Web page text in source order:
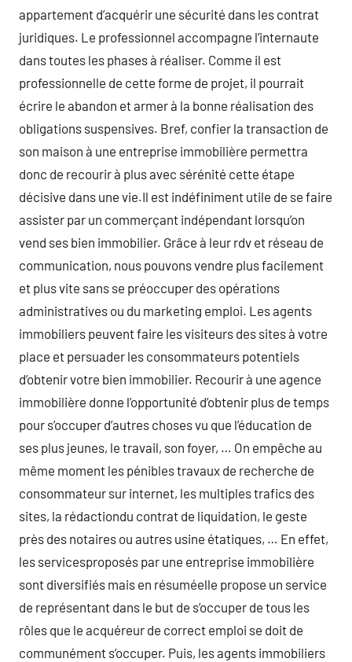
appartement d’acquérir une sécurité dans les contrat
juridiques. Le professionnel accompagne l’internaute
dans toutes les phases à réaliser. Comme il est
professionnelle de cette forme de projet, il pourrait
écrire le abandon et armer à la bonne réalisation des
obligations suspensives. Bref, confier la transaction de
son maison à une entreprise immobilière permettra
donc de recourir à plus avec sérénité cette étape
décisive dans une vie.Il est indéfiniment utile de se faire
assister par un commerçant indépendant lorsqu’on
vend ses bien immobilier. Grâce à leur rdv et réseau de
communication, nous pouvons vendre plus facilement
et plus vite sans se préoccuper des opérations
administratives ou du marketing emploi. Les agents
immobiliers peuvent faire les visiteurs des sites à votre
place et persuader les consommateurs potentiels
d’obtenir votre bien immobilier. Recourir à une agence
immobilière donne l’opportunité d’obtenir plus de temps
pour s’occuper d’autres choses vu que l’éducation de
ses plus jeunes, le travail, son foyer, … On empêche au
même moment les pénibles travaux de recherche de
consommateur sur internet, les multiples trafics des
sites, la rédactiondu contrat de liquidation, le geste
près des notaires ou autres usine étatiques, … En effet,
les servicesproposés par une entreprise immobilière
sont diversifiés mais en résuméelle propose un service
de représentant dans le but de s’occuper de tous les
rôles que le acquéreur de correct emploi se doit de
communément s’occuper. Puis, les agents immobiliers